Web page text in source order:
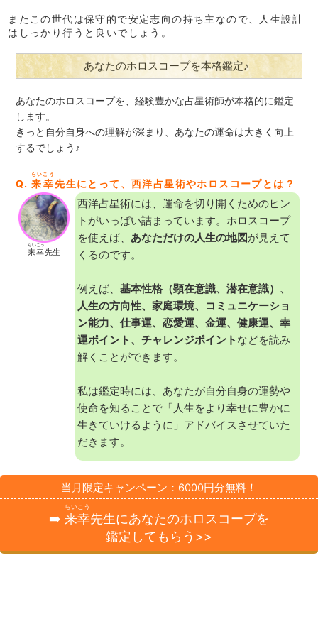
またこの世代は保守的で安定志向の持ち主なので、人生設計
はしっかり行うと良いでしょう。
あなたのホロスコープを本格鑑定♪
あなたのホロスコープを、経験豊かな占星術師が本格的に鑑定
します。
きっと自分自身への理解が深まり、あなたの運命は大きく向上
するでしょう♪
Q. 来幸
らいこう
先生にとって、西洋占星術やホロスコープとは？
来幸
らいこう
先生
西洋占星術には、運命を切り開くためのヒン
トがいっぱい詰まっています。ホロスコープ
を使えば、 あなただけの人生の地図が見えて
くるのです。
例えば、基本性格（顕在意識、潜在意識）、
人生の方向性、家庭環境、コミュニケーショ
ン能力、仕事運、恋愛運、金運、健康運、幸
運ポイント、チャレンジポイント などを読み
解くことができます。
私は鑑定時には、あなたが自分自身の運勢や
使命を知ることで「人生をより幸せに豊かに
生きていけるように」アドバイスさせていた
だきます。
当月限定キャンペーン：6000円分無料！
➡️ 来幸
らいこう
先生にあなたのホロスコープを
鑑定してもらう>>